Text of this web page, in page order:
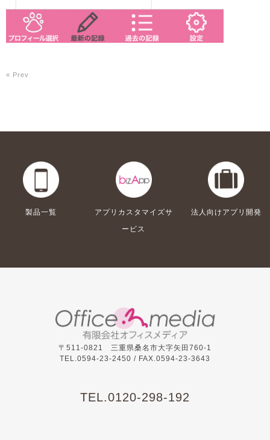
« Prev
製品一覧
アプリカスタマイズサ
ービス
法人向けアプリ開発
〒511-0821 三重県桑名市大字矢田760-1
TEL.0594-23-2450 / FAX.0594-23-3643
TEL.0120-298-192